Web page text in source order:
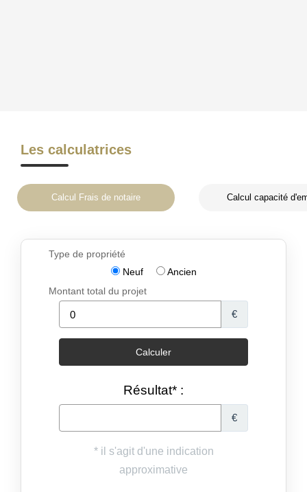
Les calculatrices
Calcul Frais de notaire Calcul capacité